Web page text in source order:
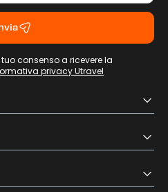
consenso a ricevere la
privacy Utravel